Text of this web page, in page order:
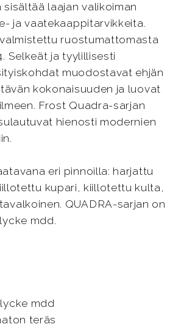
laajan valikoiman
ja vaatekaappitarvikkeita.
ruostumattomasta
Selkeät ja tyylillisesti
muodostavat ehjän
kokonaisuuden ja luovat
Frost Quadra-sarjan
hienosti modernien
eri pinnoilla: harjattu
kupari, kiillotettu kulta,
QUADRA-sarjan on
mdd.
mdd
teräs